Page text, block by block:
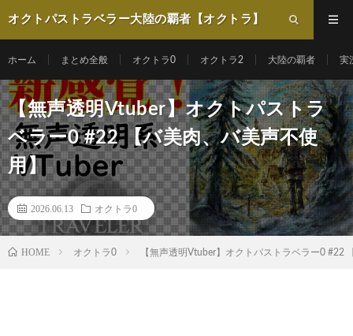
オクトパストラベラー大陸の覇者【オクトラ】
ホーム まとめ全般 オクトラ0 オクトラ2 大陸の覇者 実
【無声透明Vtuber】オクトパストラ
ベラー0 #22 【バ美肉、バ美声不使
用】
2026.06.13 オクトラ0
HOME オクトラ0 【無声透明Vtuber】オクトパストラベラー0 #22